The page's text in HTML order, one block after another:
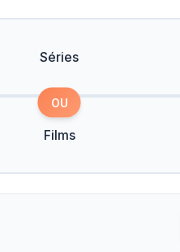
Séries
OU
Films